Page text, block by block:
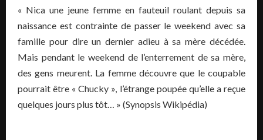
« Nica une jeune femme en fauteuil roulant depuis sa
naissance est contrainte de passer le weekend avec sa
famille pour dire un dernier adieu à sa mère décédée.
Mais pendant le weekend de l’enterrement de sa mère,
des gens meurent. La femme découvre que le coupable
pourrait être « Chucky », l’étrange poupée qu’elle a reçue
quelques jours plus tôt… » (Synopsis Wikipédia)